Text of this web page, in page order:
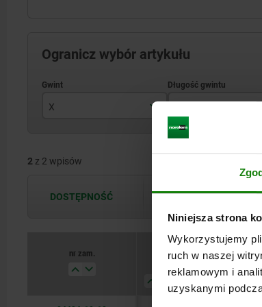
Niniejsza strona
Wykorzystujemy
ruch w naszej
reklamowym i
uzyskanymi
Ogranicz wybór artykułu
X
M16
2 z 2 wpisów
DOSTĘPNOŚĆ Dostępność jest
nr zam.
nr zam.